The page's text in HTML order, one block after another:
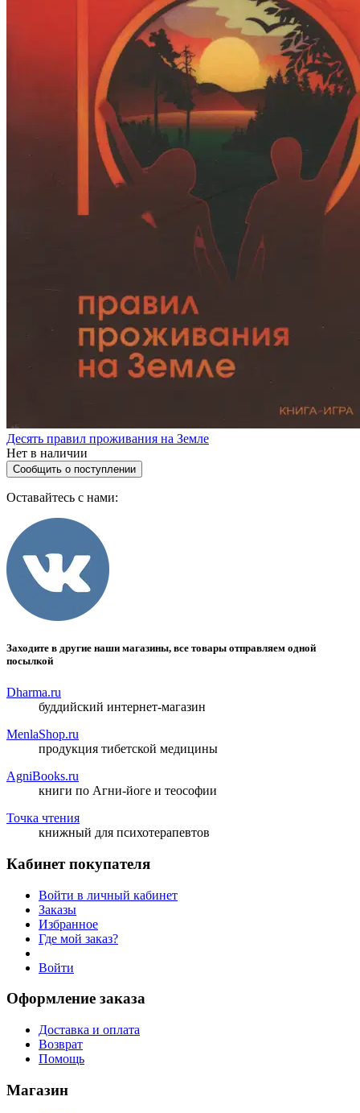
Десять правил проживания на Земле
Нет в наличии
Сообщить о поступлении
Оставайтесь с нами:
Заходите в другие наши магазины, все товары отправляем одной
посылкой
Dharma.ru
буддийский интернет-магазин
MenlaShop.ru
продукция тибетской медицины
AgniBooks.ru
книги по Агни-йоге и теософии
Точка чтения
книжный для психотерапевтов
Кабинет покупателя
Войти в личный кабинет
Заказы
Избранное
Где мой заказ?
Войти
Оформление заказа
Доставка и оплата
Возврат
Помощь
Магазин